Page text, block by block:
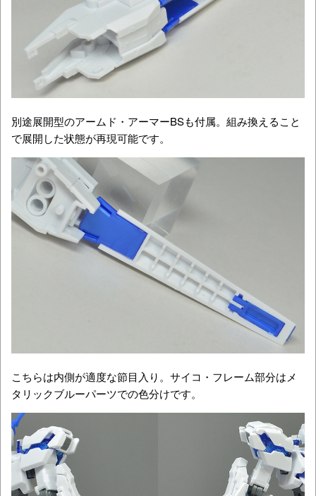
別途展開型のアームド・アーマーBSも付属。組み換えること
で展開した状態が再現可能です。
こちらは内側が適度な節目入り。サイコ・フレーム部分はメ
タリックブルーパーツでの色分けです。